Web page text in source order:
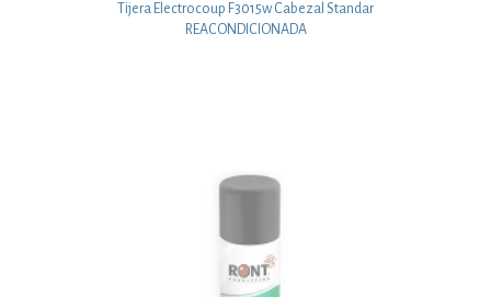
Tijera Electrocoup F3015w Cabezal Standar
REACONDICIONADA